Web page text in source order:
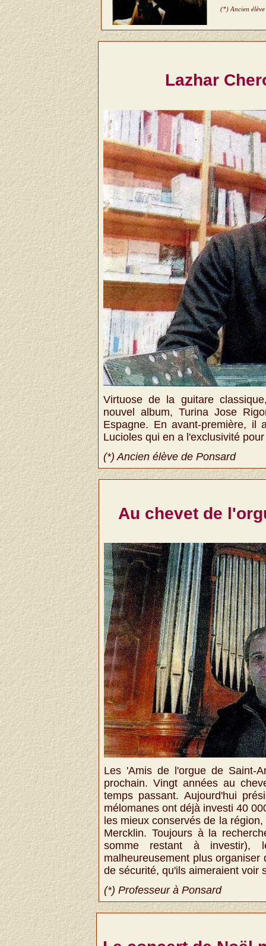
(*) Ancien élève
Lazhar
Virtuose de la guitare
nouvel album, Turina Jose
Espagne. En avant-première, il
Lucioles qui en a l'exclusivité
(*) Ancien élève de Ponsard
Au chevet de
Les 'Amis de l'orgue de Saint-
prochain. Vingt années au
temps passant. Aujourd'hui
mélomanes ont déjà investi 40
les mieux conservés de la
Mercklin. Toujours à la
somme restant à investir),
malheureusement plus
de sécurité, qu'ils aimeraient voir
(*) Professeur à Ponsard